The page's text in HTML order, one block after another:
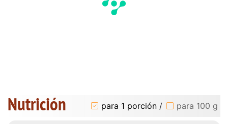
Nutrición para 1 porción / para 100 g